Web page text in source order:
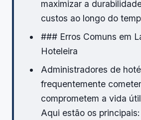
maximizar a
custos ao longo do
### Erros Comuns em
Hoteleira
Administradores de
frequentemente
comprometem a vida
Aqui estão os principais: